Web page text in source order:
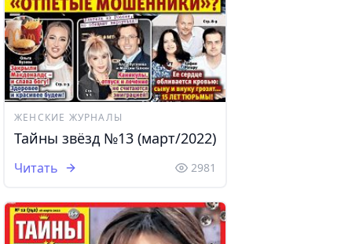
ЖЕНСКИЕ ЖУРНАЛЫ
Тайны звёзд №13 (март/2022)
Читать 2981